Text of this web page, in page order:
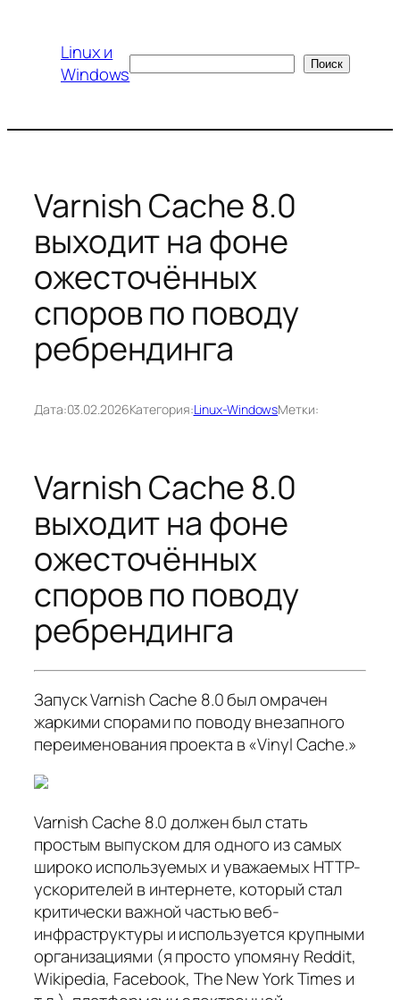
содержимому
Linux и
Windows
Поиск
Varnish Cache 8.0
выходит на фоне
ожесточённых
споров по поводу
ребрендинга
Дата:03.02.2026Категория:Linux-WindowsМетки:
Varnish Cache 8.0
выходит на фоне
ожесточённых
споров по поводу
ребрендинга
Запуск Varnish Cache 8.0 был омрачен
жаркими спорами по поводу внезапного
переименования проекта в «Vinyl Cache.»
Varnish Cache 8.0 должен был стать
простым выпуском для одного из самых
широко используемых и уважаемых HTTP-
ускорителей в интернете, который стал
критически важной частью веб-
инфраструктуры и используется крупными
организациями (я просто упомяну Reddit,
Wikipedia, Facebook, The New York Times и